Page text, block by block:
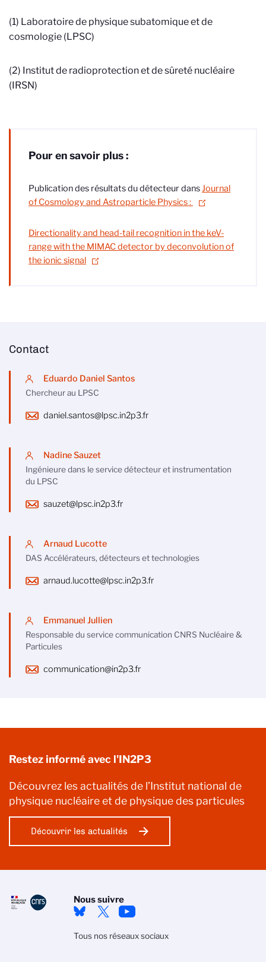
(1) Laboratoire de physique subatomique et de
cosmologie (LPSC)
(2) Institut de radioprotection et de sûreté nucléaire
(IRSN)
Pour en savoir plus :
Publication des résultats du détecteur dansJournal
of Cosmology and Astroparticle Physics :
Directionality and head-tail recognition in the keV-
range with the MIMAC detector by deconvolution of
the ionic signal
Contact
Eduardo Daniel Santos
Chercheur au LPSC
daniel.santos@lpsc.in2p3.fr
Nadine Sauzet
Ingénieure dans le service détecteur et instrumentation
du LPSC
sauzet@lpsc.in2p3.fr
Arnaud Lucotte
DAS Accélérateurs, détecteurs et technologies
arnaud.lucotte@lpsc.in2p3.fr
Emmanuel Jullien
Responsable du service communication CNRS Nucléaire &
Particules
communication@in2p3.fr
Restez informé avec l'IN2P3
Découvrez les actualités de l’Institut national de
physique nucléaire et de physique des particules
Découvrir les actualités
Nous suivre
Tous nos réseaux sociaux